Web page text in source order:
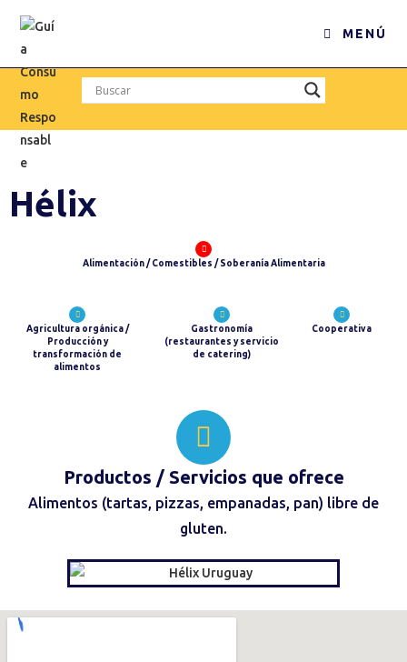
MENÚ
Hélix
Alimentación / Comestibles / Soberanía Alimentaria
Agricultura orgánica /
Producción y
transformación de
alimentos
Gastronomía
(restaurantes y servicio
de catering)
Cooperativa
Productos / Servicios que ofrece
Alimentos (tartas, pizzas, empanadas, pan) libre de
gluten.